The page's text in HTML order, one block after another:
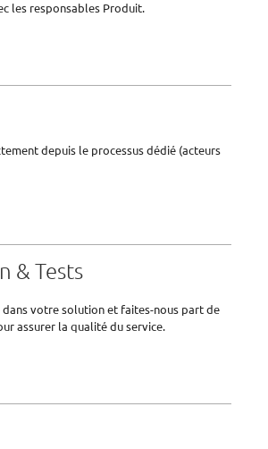
les responsables Produit.
depuis le processus dédié (acteurs
& Tests
dans votre solution et faites-nous part de
assurer la qualité du service.